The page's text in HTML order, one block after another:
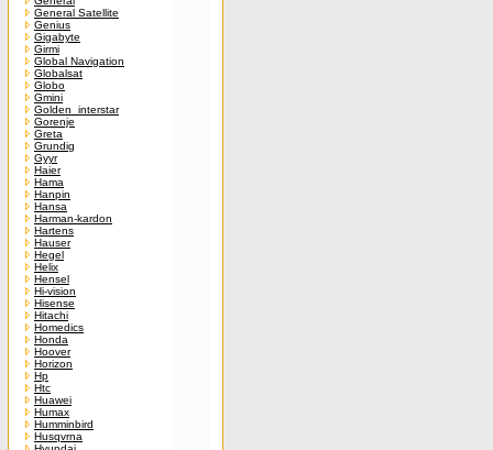
General Satellite
Genius
Gigabyte
Girmi
Global Navigation
Globalsat
Globo
Gmini
Golden_interstar
Gorenje
Greta
Grundig
Gyyr
Haier
Hama
Hanpin
Hansa
Harman-kardon
Hartens
Hauser
Hegel
Helix
Hensel
Hi-vision
Hisense
Hitachi
Homedics
Honda
Hoover
Horizon
Hp
Htc
Huawei
Humax
Humminbird
Husqvrna